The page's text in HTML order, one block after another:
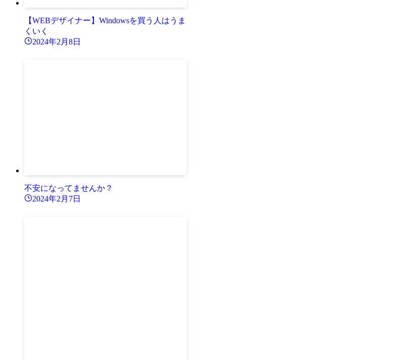
【WEBデザイナー】Windowsを買う人はうま
くいく
2024年2月8日
不安になってませんか？
2024年2月7日